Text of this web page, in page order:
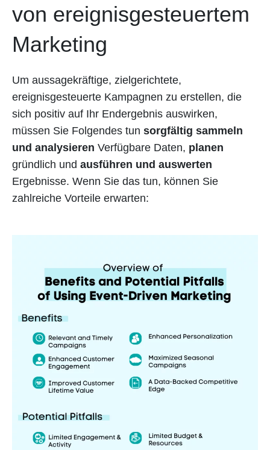
von ereignisgesteuertem
Marketing
Um aussagekräftige, zielgerichtete,
ereignisgesteuerte Kampagnen zu erstellen, die
sich positiv auf Ihr Endergebnis auswirken,
müssen Sie Folgendes tun sorgfältig sammeln
und analysieren Verfügbare Daten, planen
gründlich und ausführen und auswerten
Ergebnisse. Wenn Sie das tun, können Sie
zahlreiche Vorteile erwarten: